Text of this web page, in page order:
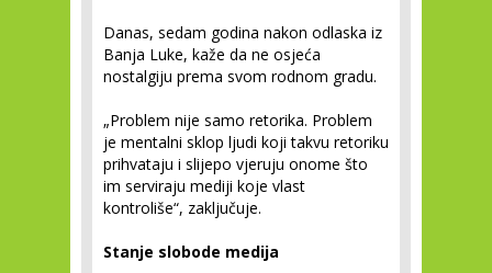
Danas, sedam godina nakon odlaska iz
Banja Luke, kaže da ne osjeća
nostalgiju prema svom rodnom gradu.
„Problem nije samo retorika. Problem
je mentalni sklop ljudi koji takvu retoriku
prihvataju i slijepo vjeruju onome što
im serviraju mediji koje vlast
kontroliše“, zaključuje.
Stanje slobode medija